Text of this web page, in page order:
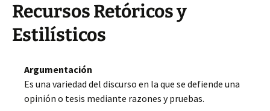
Recursos Retóricos y
Estilísticos
Argumentación
Es una variedad del discurso en la que se defiende una
opinión o tesis mediante razones y pruebas.